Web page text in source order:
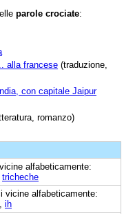
parole crociate:
alla francese (traduzione,
con capitale Jaipur
romanzo)
alfabeticamente:
tricheche
vicine alfabeticamente:
ih